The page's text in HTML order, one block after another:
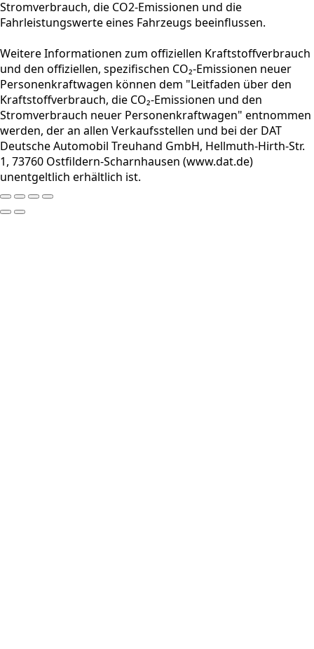
Stromverbrauch, die CO2-Emissionen und die
Fahrleistungswerte eines Fahrzeugs beeinflussen.
Weitere Informationen zum offiziellen Kraftstoffverbrauch
und den offiziellen, spezifischen CO₂-Emissionen neuer
Personenkraftwagen können dem "Leitfaden über den
Kraftstoffverbrauch, die CO₂-Emissionen und den
Stromverbrauch neuer Personenkraftwagen" entnommen
werden, der an allen Verkaufsstellen und bei der DAT
Deutsche Automobil Treuhand GmbH, Hellmuth-Hirth-Str.
1, 73760 Ostfildern-Scharnhausen (www.dat.de)
unentgeltlich erhältlich ist.